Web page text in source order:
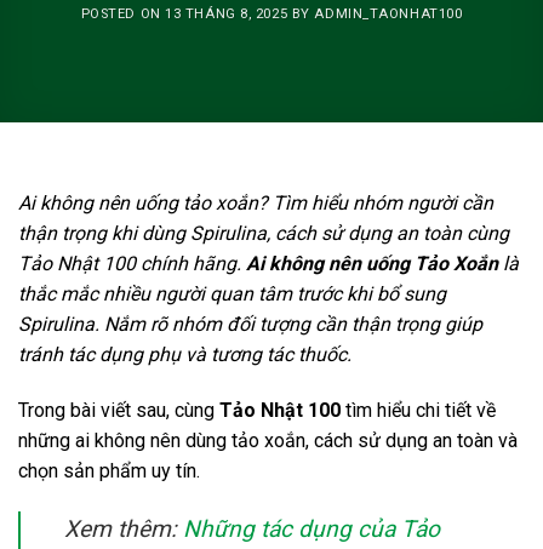
POSTED ON13 THÁNG 8, 2025 BYADMIN_TAONHAT100
Ai không nên uống tảo xoắn? Tìm hiểu nhóm người cần
thận trọng khi dùng Spirulina, cách sử dụng an toàn cùng
Tảo Nhật 100 chính hãng. Ai không nên uống Tảo Xoắnlà
thắc mắc nhiều người quan tâm trước khi bổ sung
Spirulina. Nắm rõ nhóm đối tượng cần thận trọng giúp
tránh tác dụng phụ và tương tác thuốc.
Trong bài viết sau, cùng Tảo Nhật 100 tìm hiểu chi tiết về
những ai không nên dùng tảo xoắn, cách sử dụng an toàn và
chọn sản phẩm uy tín.
Xem thêm: Những tác dụng của Tảo